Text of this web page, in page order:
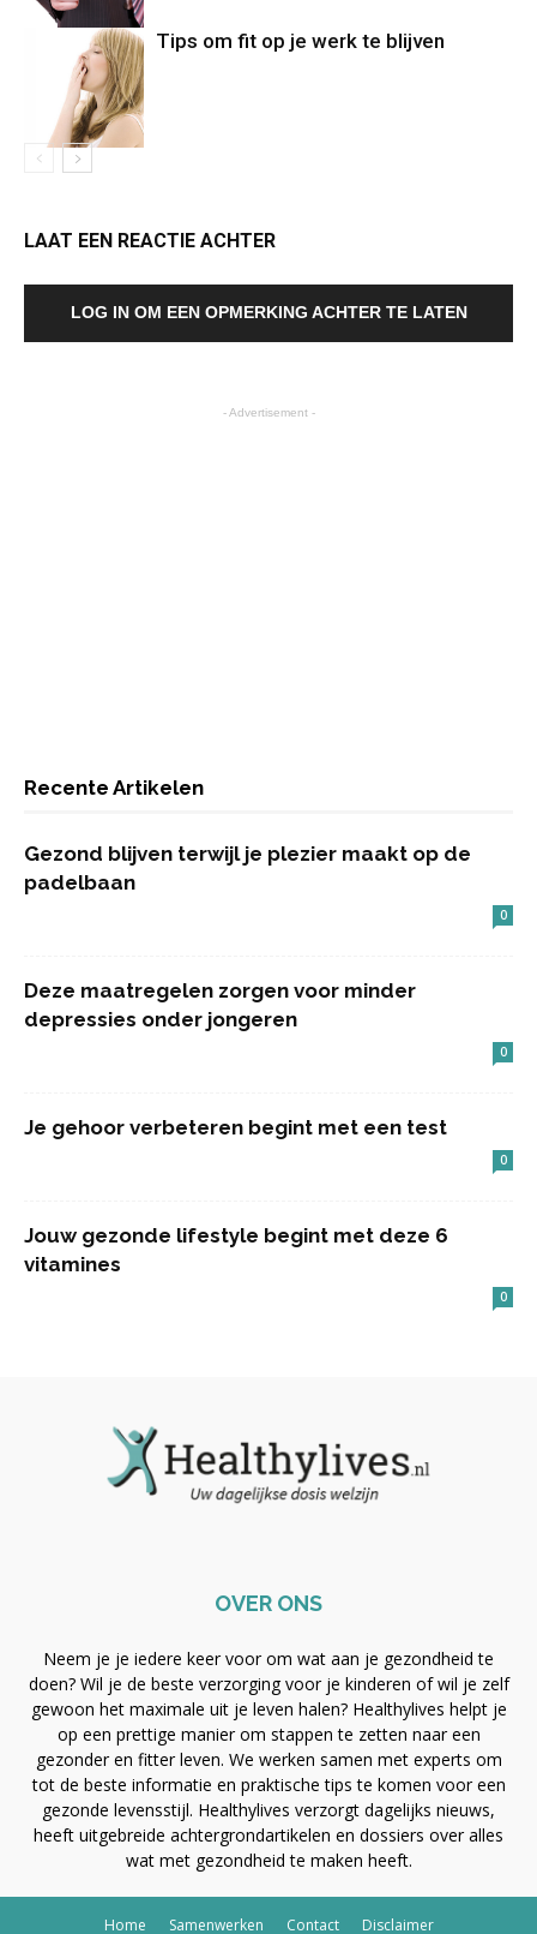
Tips om fit op je werk te blijven
LAAT EEN REACTIE ACHTER
LOG IN OM EEN OPMERKING ACHTER TE LATEN
- Advertisement -
Recente Artikelen
Gezond blijven terwijl je plezier maakt op de
padelbaan
0
Deze maatregelen zorgen voor minder
depressies onder jongeren
0
Je gehoor verbeteren begint met een test
0
Jouw gezonde lifestyle begint met deze 6
vitamines
0
OVER ONS
Neem je je iedere keer voor om wat aan je gezondheid te
doen? Wil je de beste verzorging voor je kinderen of wil je zelf
gewoon het maximale uit je leven halen? Healthylives helpt je
op een prettige manier om stappen te zetten naar een
gezonder en fitter leven. We werken samen met experts om
tot de beste informatie en praktische tips te komen voor een
gezonde levensstijl. Healthylives verzorgt dagelijks nieuws,
heeft uitgebreide achtergrondartikelen en dossiers over alles
wat met gezondheid te maken heeft.
Home Samenwerken Contact Disclaimer